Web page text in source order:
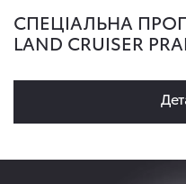
СПЕЦІАЛЬНА
LAND CRUISER